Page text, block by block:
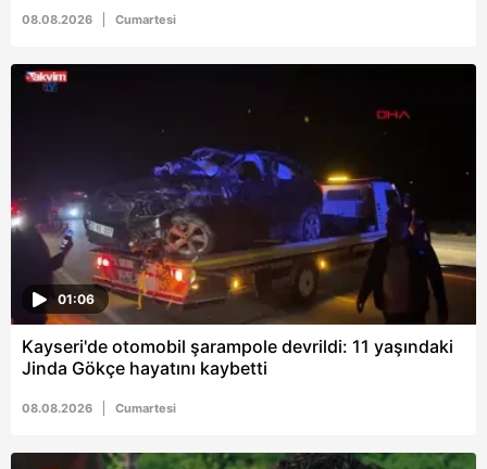
08.08.2026 Cumartesi
01:06
Kayseri'de otomobil şarampole devrildi: 11 yaşındaki
Jinda Gökçe hayatını kaybetti
08.08.2026 Cumartesi